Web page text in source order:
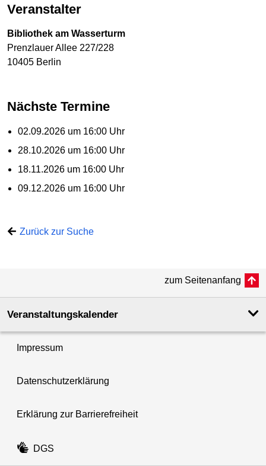
Veranstalter
Bibliothek am Wasserturm
Prenzlauer Allee 227/228
10405 Berlin
Nächste Termine
02.09.2026 um 16:00 Uhr
28.10.2026 um 16:00 Uhr
18.11.2026 um 16:00 Uhr
09.12.2026 um 16:00 Uhr
Zurück zur Suche
zum Seitenanfang
Veranstaltungskalender
Impressum
Datenschutzerklärung
Erklärung zur Barrierefreiheit
DGS